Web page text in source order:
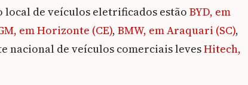
local de veículos eletrificados estão BYD, em
em Horizonte (CE), BMW, em Araquari (SC),
nacional de veículos comerciais levesHitech,